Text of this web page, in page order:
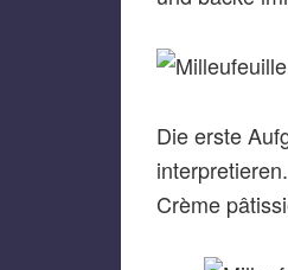
Die erste
Crème